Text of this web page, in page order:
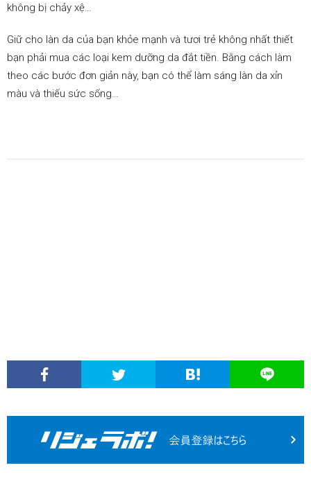
không bị chảy xệ…
Giữ cho làn da của bạn khỏe mạnh và tươi trẻ không nhất thiết
bạn phải mua các loại kem dưỡng da đắt tiền. Bằng cách làm
theo các bước đơn giản này, bạn có thể làm sáng làn da xỉn
màu và thiếu sức sống…